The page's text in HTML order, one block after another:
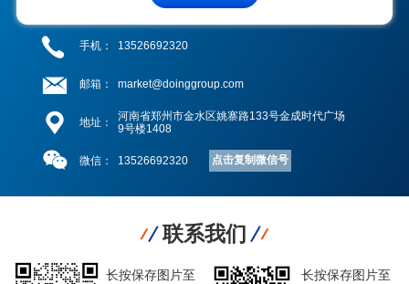
手机： 13526692320
邮箱： market@doinggroup.com
地址：
河南省郑州市金水区姚寨路133号金成时代广场
9号楼1408
微信： 13526692320 点击复制微信号
联系我们
长按保存图片至 长按保存图片至